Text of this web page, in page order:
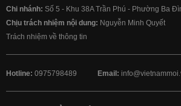
Chi nhánh: Số 5 - Khu 38A Trần Phú - Phường Ba
Chịu trách nhiệm nội dung: Nguyễn Minh Quyết
Trách nhiệm về thông tin
Hotline: 0975798489 Email: